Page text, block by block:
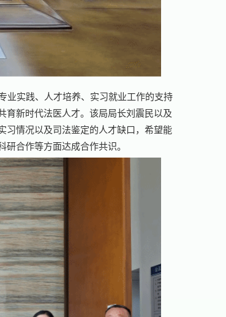
业实践、人才培养、实习就业工作的支持
育新时代法医人才。该局局长刘震民以及
习情况以及司法鉴定的人才缺口，希望能
合作等方面达成合作共识。